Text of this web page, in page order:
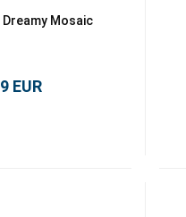
Dreamy Mosaic
EUR